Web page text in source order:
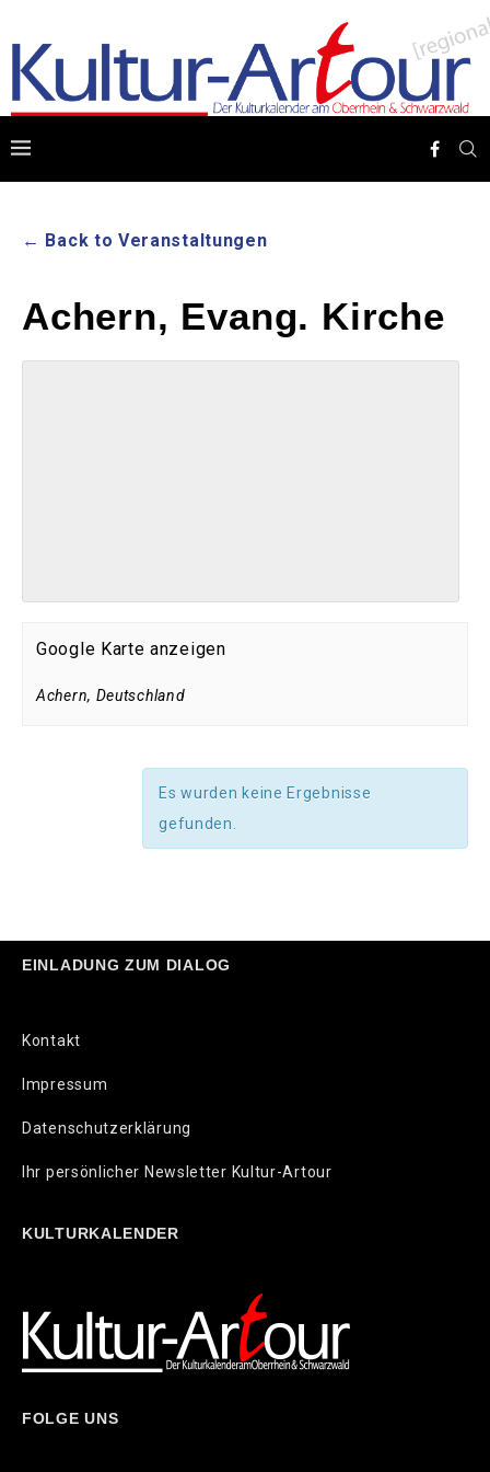
← Back to Veranstaltungen
Achern, Evang. Kirche
Google Karte anzeigen
Achern, Deutschland
Es wurden keine Ergebnisse
gefunden.
EINLADUNG ZUM DIALOG
Kontakt
Impressum
Datenschutzerklärung
Ihr persönlicher Newsletter Kultur-Artour
KULTURKALENDER
FOLGE UNS